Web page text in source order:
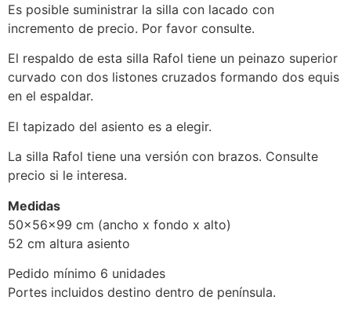
Es posible suministrar la silla con lacado con
incremento de precio. Por favor consulte.
El respaldo de esta silla Rafol tiene un peinazo superior
curvado con dos listones cruzados formando dos equis
en el espaldar.
El tapizado del asiento es a elegir.
La silla Rafol tiene una versión con brazos. Consulte
precio si le interesa.
Medidas
50x56x99 cm (ancho x fondo x alto)
52 cm altura asiento
Pedido mínimo 6 unidades
Portes incluidos destino dentro de península.